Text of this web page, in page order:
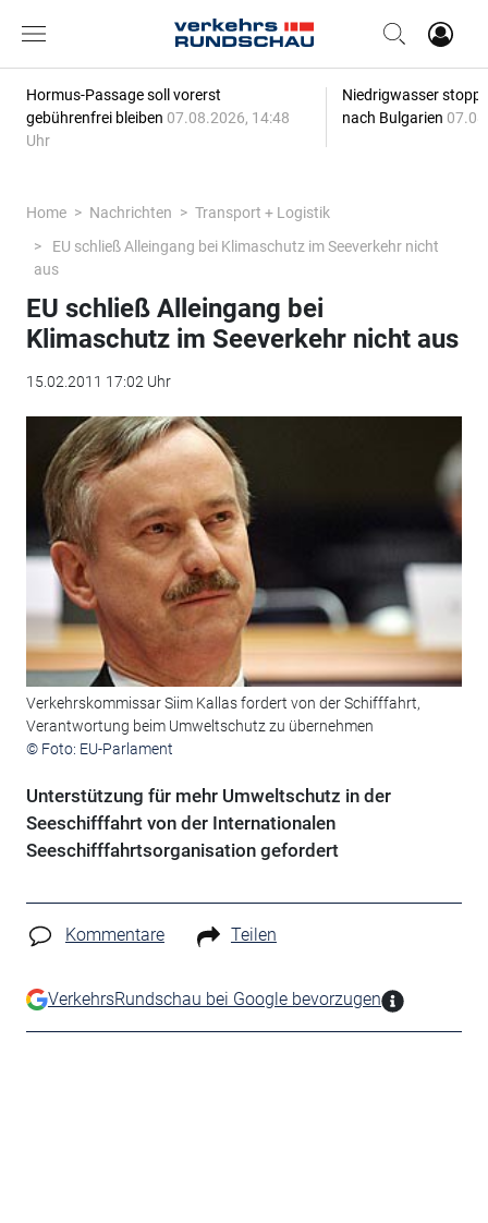
Hormus-Passage soll vorerst
gebührenfrei bleiben 07.08.2026, 14:48
Uhr
Niedrigwasser
nach Bulgarien
Home Nachrichten
Transport + Logistik
EU schließ Alleingang bei Klimaschutz im Seeverkehr nicht
aus
EU schließ Alleingang bei
Klimaschutz im Seeverkehr nicht aus
15.02.2011 17:02 Uhr
Verkehrskommissar Siim Kallas fordert von der Schifffahrt,
Verantwortung beim Umweltschutz zu übernehmen
© Foto: EU-Parlament
Unterstützung für mehr Umweltschutz in der
Seeschifffahrt von der Internationalen
Seeschifffahrtsorganisation gefordert
Kommentare Teilen
VerkehrsRundschau bei Google bevorzugen